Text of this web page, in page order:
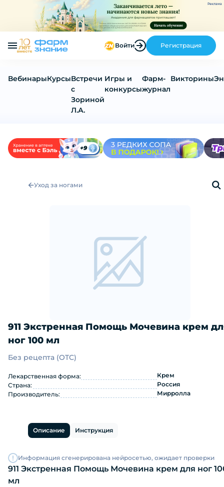
Реклама
Войти Регистрация
ВебинарыКурсыВстречи
с
Зориной
Л.А.
Игры и
конкурсы
Фарм-
журнал
Викторины
Уход за ногами
911 Экстренная Помощь Мочевина крем
ног 100 мл
911 Экстренная Помощь Мочевина
Без рецепта (OTC)
Лекарственная форма:
Крем
Страна:
Россия
Производитель:
Мирролла
Описание Инструкция
Информация сгенерирована нейросетью, ожидает проверки
911 Экстренная Помощь Мочевина крем для ног
мл